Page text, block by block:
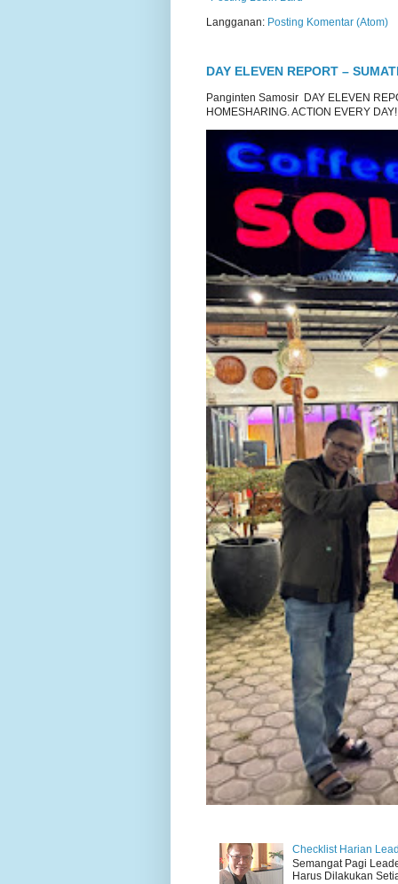
Langganan: Posting Komentar (Atom)
DAY ELEVEN REPORT –
Panginten Samosir DAY ELEVEN
HOMESHARING. ACTION EVERY
Checklist Harian
Semangat Pagi
Harus Dilakukan